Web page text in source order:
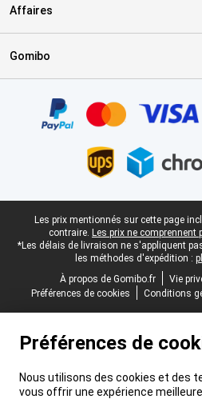
Affaires
Gomibo
Pied-de-page légal
Les prix mentionnés sur cette page
contraire. Les prix ne
*Les délais de livraison ne s'appliquent
les méthodes d'expédition :
À propos de Gomibo.fr
Vie
Préférences de cookies
Conditions
Préférences de
Nous utilisons des cookies et des
vous offrir une expérience